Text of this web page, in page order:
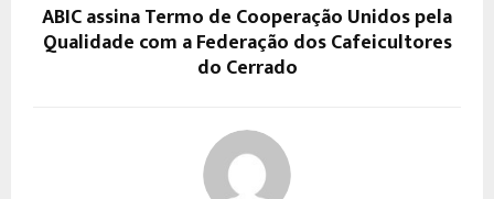
ABIC assina Termo de Cooperação Unidos pela
Qualidade com a Federação dos Cafeicultores
do Cerrado